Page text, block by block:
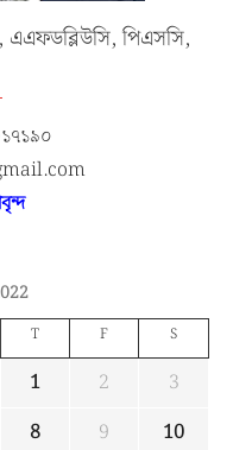
পিএসসি,
T F S
1 2
3
8 9
10